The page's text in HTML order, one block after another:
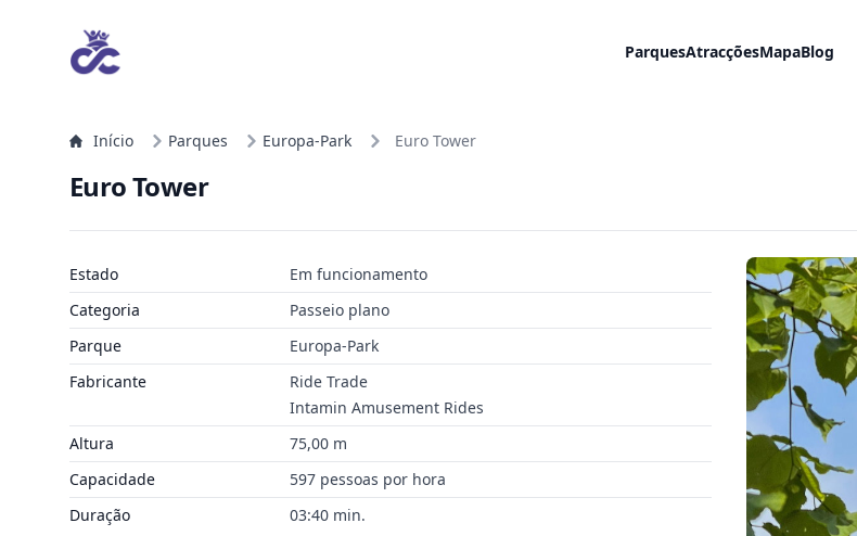
ParquesAtracçõesMapaBlog
Início Parques Europa-Park Euro Tower
Euro Tower
Estado
Em funcionamento
Categoria
Passeio plano
Parque
Europa-Park
Fabricante
Ride Trade
Intamin Amusement Rides
Altura
75,00 m
Capacidade
597 pessoas por hora
Duração
03:40 min.